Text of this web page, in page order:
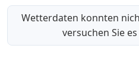
Wetterdaten konnten
versuchen Sie